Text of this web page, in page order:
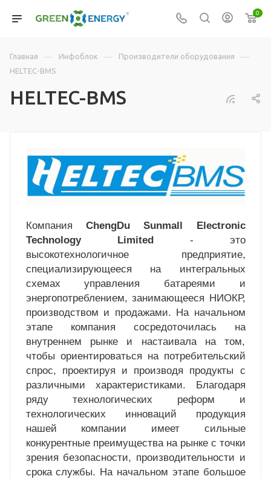
0
Главная — Инфоблок — Производители оборудования —
HELTEC-BMS
HELTEC-BMS
Компания ChengDu Sunmall Electronic
Technology Limited- это
высокотехнологичное предприятие,
специализирующееся на интегральных
схемах управления батареями и
энергопотреблением, занимающееся НИОКР,
производством и продажами. На начальном
этапе компания сосредоточилась на
внутреннем рынке и настаивала на том,
чтобы ориентироваться на потребительский
спрос, проектируя и производя продукты с
различными характеристиками. Благодаря
ряду технологических реформ и
технологических инноваций продукция
нашей компании имеет сильные
конкурентные преимущества на рынке с точки
зрения безопасности, производительности и
срока службы. На начальном этапе большое